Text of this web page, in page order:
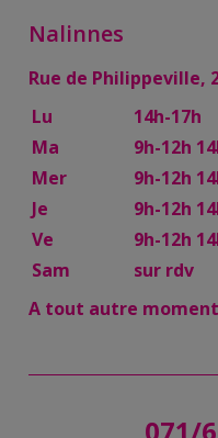
Nalinnes
Rue de Philippeville,
Lu
14h-17h
Ma
9h-12h
Mer
9h-12h
Je
9h-12h
Ve
9h-12h
Sam
sur rdv
A tout autre
071/